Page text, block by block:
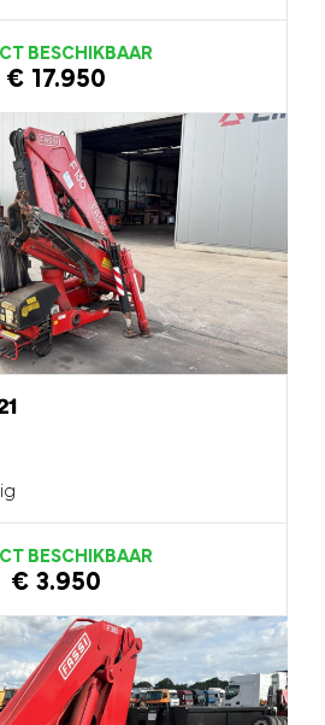
BESCHIKBAAR
€ 17.950
BESCHIKBAAR
€ 3.950